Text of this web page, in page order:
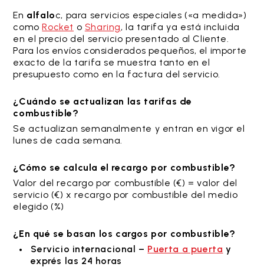
En alfaloc, para servicios especiales («a medida»)
comoRocket o Sharing, la tarifa ya está incluida
en el precio del servicio presentado al Cliente.
Para los envíos considerados pequeños, el importe
exacto de la tarifa se muestra tanto en el
presupuesto como en la factura del servicio.
¿Cuándo se actualizan las tarifas de
combustible?
Se actualizan semanalmente y entran en vigor el
lunes de cada semana.
¿Cómo se calcula el recargo por combustible?
Valor del recargo por combustible (€) = valor del
servicio (€) x recargo por combustible del medio
elegido (%)
¿En qué se basan los cargos por combustible?
Servicio internacional – Puerta a puerta y
exprés las 24 horas